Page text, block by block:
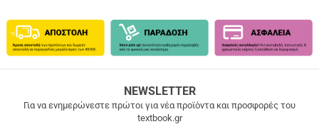
ΜΕΤΑΦΟΡΙΚΑ
NEWSLETTER
Για να ενημερώνεστε πρώτοι για νέα προϊόντα και προσφορές του
textbook.gr